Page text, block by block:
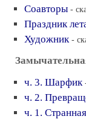
Соавторы -
Праздник
Художник -
ч. 3. Шарфик
ч. 2.
ч. 1.